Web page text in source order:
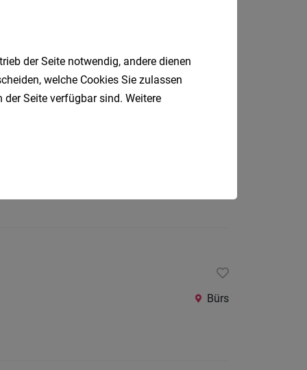
Bürs
der Seite notwendig, andere dienen
welche Cookies Sie zulassen
Seite verfügbar sind. Weitere